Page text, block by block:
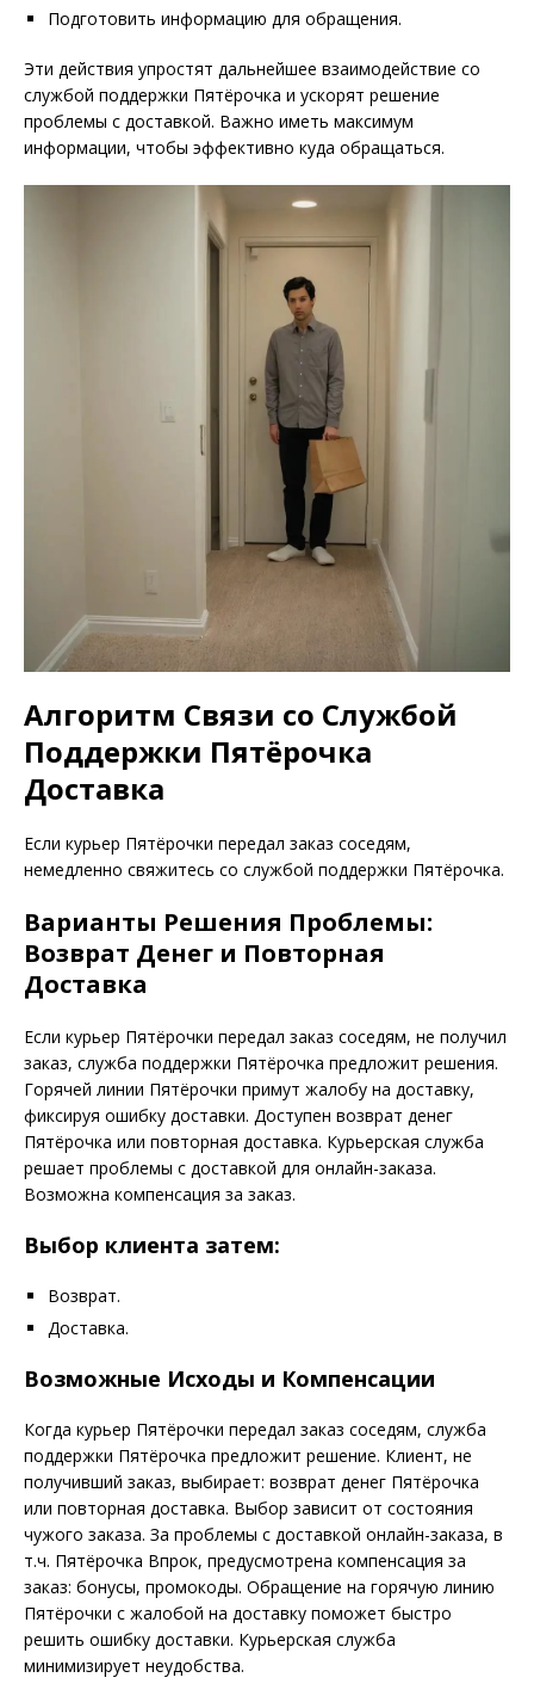
Подготовить информацию для обращения.
Эти действия упростят дальнейшее взаимодействие со
службой поддержки Пятёрочка и ускорят решение
проблемы с доставкой. Важно иметь максимум
информации, чтобы эффективно куда обращаться.
Алгоритм Связи со Службой
Поддержки Пятёрочка
Доставка
Если курьер Пятёрочки передал заказ соседям,
немедленно свяжитесь со службой поддержки Пятёрочка.
Варианты Решения Проблемы:
Возврат Денег и Повторная
Доставка
Если курьер Пятёрочки передал заказ соседям, не получил
заказ, служба поддержки Пятёрочка предложит решения.
Горячей линии Пятёрочки примут жалобу на доставку,
фиксируя ошибку доставки. Доступен возврат денег
Пятёрочка или повторная доставка. Курьерская служба
решает проблемы с доставкой для онлайн-заказа.
Возможна компенсация за заказ.
Выбор клиента затем:
Возврат.
Доставка.
Возможные Исходы и Компенсации
Когда курьер Пятёрочки передал заказ соседям, служба
поддержки Пятёрочка предложит решение. Клиент, не
получивший заказ, выбирает: возврат денег Пятёрочка
или повторная доставка. Выбор зависит от состояния
чужого заказа. За проблемы с доставкой онлайн-заказа, в
т.ч. Пятёрочка Впрок, предусмотрена компенсация за
заказ: бонусы, промокоды. Обращение на горячую линию
Пятёрочки с жалобой на доставку поможет быстро
решить ошибку доставки. Курьерская служба
минимизирует неудобства.